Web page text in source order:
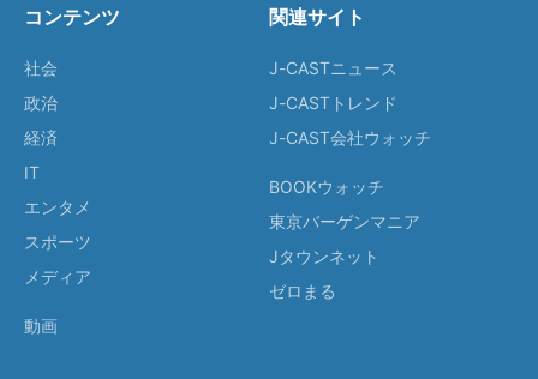
コンテンツ
社会
政治
経済
IT
エンタメ
スポーツ
メディア
動画
関連サイト
J-CASTニュース
J-CASTトレンド
J-CAST会社ウォッチ
BOOKウォッチ
東京バーゲンマニア
Jタウンネット
ゼロまる